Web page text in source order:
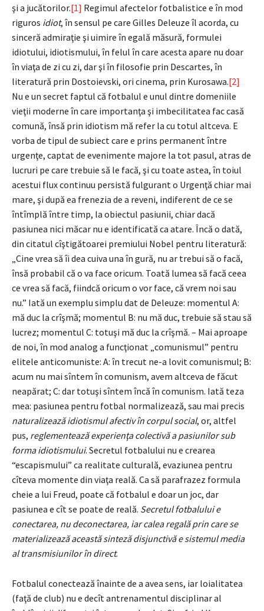
şi a jucătorilor.[1] Regimul afectelor fotbalistice e în mod
riguros idiot, în sensul pe care Gilles Deleuze îl acorda, cu
sinceră admiraţie şi uimire în egală măsură, formulei
idiotului, idiotismului, în felul în care acesta apare nu doar
în viaţa de zi cu zi, dar şi în filosofie prin Descartes, în
literatură prin Dostoievski, ori cinema, prin Kurosawa.[2]
Nu e un secret faptul că fotbalul e unul dintre domeniile
vieţii moderne în care importanţa şi imbecilitatea fac casă
comună, însă prin idiotism mă refer la cu totul altceva. E
vorba de tipul de subiect care e prins permanent între
urgenţe, captat de evenimente majore la tot pasul, atras de
lucruri pe care trebuie să le facă, şi cu toate astea, în toiul
acestui flux continuu persistă fulgurant o Urgenţă chiar mai
mare, şi după ea frenezia de a reveni, indiferent de ce se
întîmplă între timp, la obiectul pasiunii, chiar dacă
pasiunea nici măcar nu e identificată ca atare. Încă o dată,
din citatul cîştigătoarei premiului Nobel pentru literatură:
„Cine vrea să îi dea cuiva una în gură, nu ar trebui să o facă,
însă probabil că o va face oricum. Toată lumea să facă ceea
ce vrea să facă, fiindcă oricum o vor face, că vrem noi sau
nu.” Iată un exemplu simplu dat de Deleuze: momentul A:
mă duc la crîşmă; momentul B: nu mă duc, trebuie să stau să
lucrez; momentul C: totuşi mă duc la crîşmă. – Mai aproape
de noi, în mod analog a funcţionat „comunismul” pentru
elitele anticomuniste: A: în trecut ne-a lovit comunismul; B:
acum nu mai sîntem în comunism, avem altceva de făcut
neapărat; C: dar totuşi sîntem încă în comunism. Iată teza
mea: pasiunea pentru fotbal normalizează, sau mai precis
naturalizează idiotismul afectiv în corpul social, or, altfel
pus, reglementează experienţa colectivă a pasiunilor sub
forma idiotismului. Secretul fotbalului nu e crearea
“escapismului” ca realitate culturală, evaziunea pentru
cîteva momente din viaţa reală. Ca să parafrazez formula
cheie a lui Freud, poate că fotbalul e doar un joc, dar
pasiunea e cît se poate de reală. Secretul fotbalului e
conectarea, nu deconectarea, iar calea regală prin care se
materializează această sinteză disjunctivă e sistemul media
al transmisiunilor în direct.
Fotbalul conectează înainte de a avea sens, iar loialitatea
(faţă de club) nu e decît antrenamentul disciplinar al